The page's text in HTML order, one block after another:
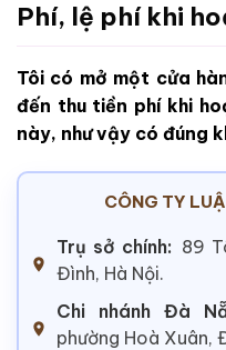
Phí, lệ phí khi
Tôi có mở một cửa
đến thu tiền phí khi
này, như vậy có đúng
CÔNG TY
Trụ sở chính: 89
Đình, Hà Nội.
Chi nhánh Đà
phường Hoà Xuân,